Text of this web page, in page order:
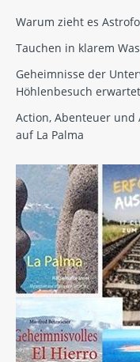
Warum zieht es
Tauchen in klarem
Geheimnisse der
Höhlenbesuch erwartet
Action, Abenteuer
auf La Palma